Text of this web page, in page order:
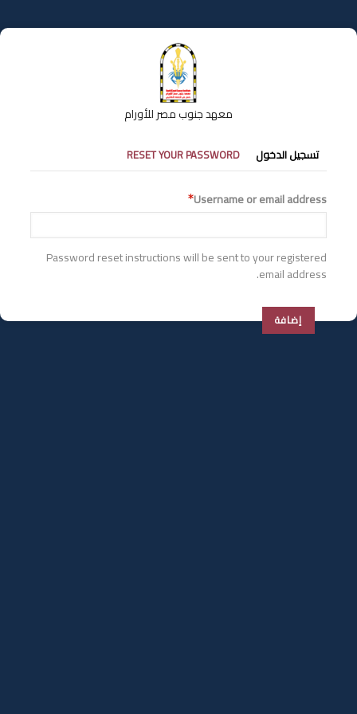
إلى
المحتوى
معهد جنوب مصر للأورام
التبويبات
الأساسية
تسجيل الدخول RESET YOUR PASSWORD
Username or email address
Password reset instructions will be sent to your registered
email address.